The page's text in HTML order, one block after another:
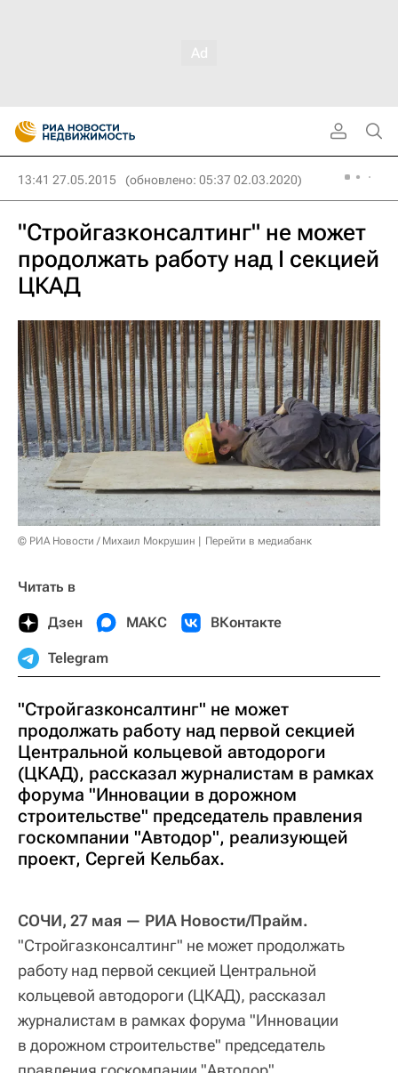
13:41 27.05.2015 (обновлено: 05:37 02.03.2020)
"Стройгазконсалтинг" не может
продолжать работу над I секцией
ЦКАД
© РИА Новости / Михаил Мокрушин Перейти в медиабанк
Читать в
Дзен МАКС ВКонтакте
Telegram
"Стройгазконсалтинг" не может
продолжать работу над первой секцией
Центральной кольцевой автодороги
(ЦКАД), рассказал журналистам в рамках
форума "Инновации в дорожном
строительстве" председатель правления
госкомпании "Автодор", реализующей
проект, Сергей Кельбах.
СОЧИ, 27 мая — РИА Новости/Прайм.
"Стройгазконсалтинг" не может продолжать
работу над первой секцией Центральной
кольцевой автодороги (ЦКАД), рассказал
журналистам в рамках форума "Инновации
в дорожном строительстве" председатель